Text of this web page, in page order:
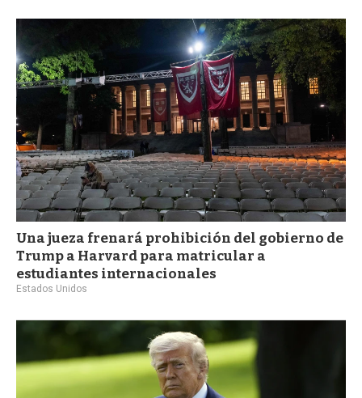
Una jueza frenará prohibición del gobierno de
Trump a Harvard para matricular a
estudiantes internacionales
Estados Unidos